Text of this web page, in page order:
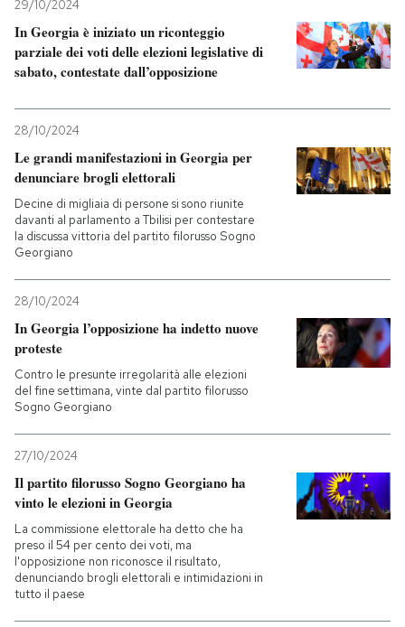
29/10/2024
In Georgia è iniziato un riconteggio
parziale dei voti delle elezioni legislative di
sabato, contestate dall’opposizione
28/10/2024
Le grandi manifestazioni in Georgia per
denunciare brogli elettorali
Decine di migliaia di persone si sono riunite
davanti al parlamento a Tbilisi per contestare
la discussa vittoria del partito filorusso Sogno
Georgiano
28/10/2024
In Georgia l’opposizione ha indetto nuove
proteste
Contro le presunte irregolarità alle elezioni
del fine settimana, vinte dal partito filorusso
Sogno Georgiano
27/10/2024
Il partito filorusso Sogno Georgiano ha
vinto le elezioni in Georgia
La commissione elettorale ha detto che ha
preso il 54 per cento dei voti, ma
l'opposizione non riconosce il risultato,
denunciando brogli elettorali e intimidazioni in
tutto il paese